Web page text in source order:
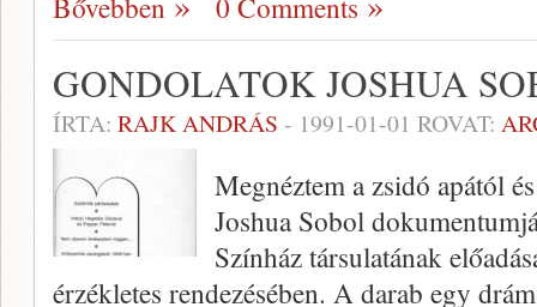
GONDOLATOK JOSHUA
ÍRTA: RAJK ANDRÁS - 1991-01-01 ROVAT:
Megnéztem a zsidó apától
Joshua Sobol
Színház társulatának
érzékle­tes rendezésében. A darab egy